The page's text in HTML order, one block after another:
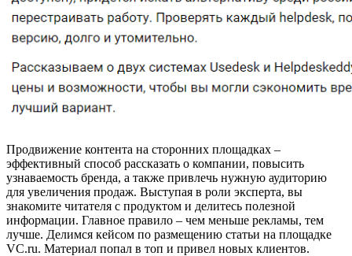
Продвижение контента на сторонних площадках –
эффективный способ рассказать о компании, повысить
узнаваемость бренда, а также привлечь нужную аудиторию
для увеличения продаж. Выступая в роли эксперта, вы
знакомите читателя с продуктом и делитесь полезной
информации. Главное правило – чем меньше рекламы, тем
лучше. Делимся кейсом по размещению статьи на площадке
VC.ru. Материал попал в топ и привел новых клиентов.